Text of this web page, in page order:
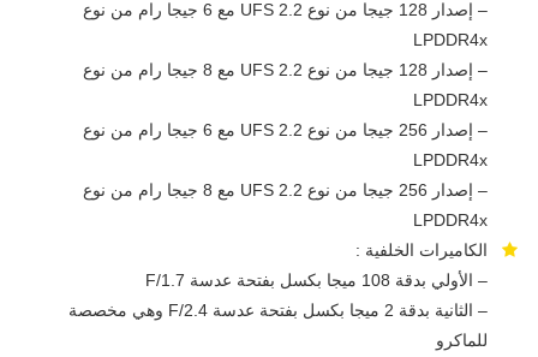
– إصدار 128 جيجا من نوع UFS 2.2 مع 6 جيجا رام من نوع
LPDDR4x
– إصدار 128 جيجا من نوع UFS 2.2 مع 8 جيجا رام من نوع
LPDDR4x
– إصدار 256 جيجا من نوع UFS 2.2 مع 6 جيجا رام من نوع
LPDDR4x
– إصدار 256 جيجا من نوع UFS 2.2 مع 8 جيجا رام من نوع
LPDDR4x
الكاميرات الخلفية :
– الأولي بدقة 108 ميجا بكسل بفتحة عدسة F/1.7
– الثانية بدقة 2 ميجا بكسل بفتحة عدسة F/2.4 وهي مخصصة
للماكرو